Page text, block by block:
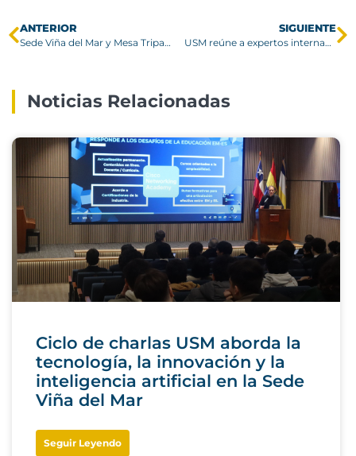
ANTERIOR
Sede Viña del Mar y Mesa Tripartita de Silicosis realizan seminario sobre erradicación de esta enfermedad ocupacional
SIGUIENTE
USM reúne a expertos internacionales en seminario especializado sobre combustión
Noticias Relacionadas
Ciclo de charlas USM aborda la
tecnología, la innovación y la
inteligencia artificial en la Sede
Viña del Mar
Seguir Leyendo